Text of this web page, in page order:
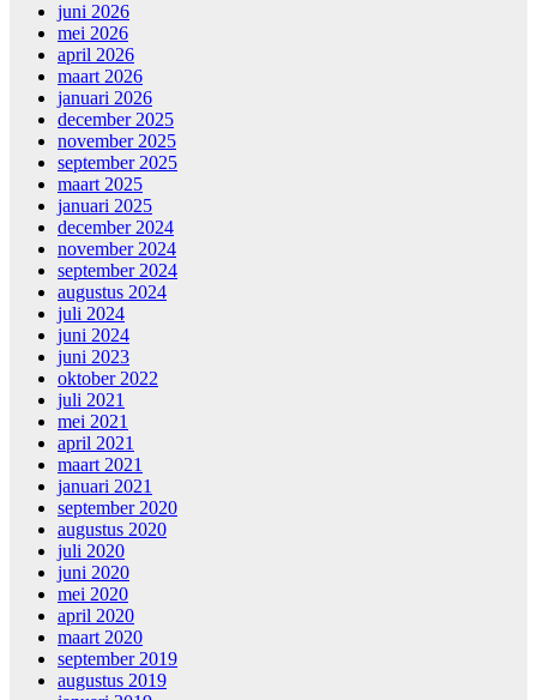
juni 2026
mei 2026
april 2026
maart 2026
januari 2026
december 2025
november 2025
september 2025
maart 2025
januari 2025
december 2024
november 2024
september 2024
augustus 2024
juli 2024
juni 2024
juni 2023
oktober 2022
juli 2021
mei 2021
april 2021
maart 2021
januari 2021
september 2020
augustus 2020
juli 2020
juni 2020
mei 2020
april 2020
maart 2020
september 2019
augustus 2019